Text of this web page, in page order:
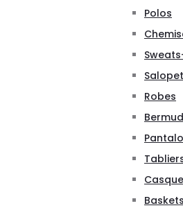
Polos
Robes
Baskets